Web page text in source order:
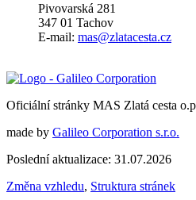
Pivovarská 281
347 01 Tachov
E-mail: mas@zlatacesta.cz
Oficiální stránky MAS Zlatá cesta
made by Galileo Corporation s.r.o.
Poslední aktualizace: 31.07.2026
Změna vzhledu, Struktura stránek